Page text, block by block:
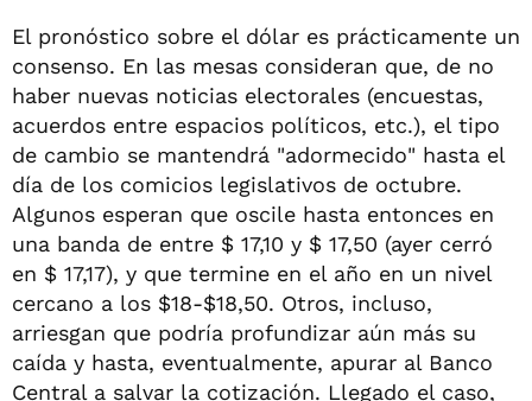
El pronóstico sobre el dólar es prácticamente un
consenso. En las mesas consideran que, de no
haber nuevas noticias electorales (encuestas,
acuerdos entre espacios políticos, etc.), el tipo
de cambio se mantendrá "adormecido" hasta el
día de los comicios legislativos de octubre.
Algunos esperan que oscile hasta entonces en
una banda de entre $ 17,10 y $ 17,50 (ayer cerró
en $ 17,17), y que termine en el año en un nivel
cercano a los $18-$18,50. Otros, incluso,
arriesgan que podría profundizar aún más su
caída y hasta, eventualmente, apurar al Banco
Central a salvar la cotización. Llegado el caso,